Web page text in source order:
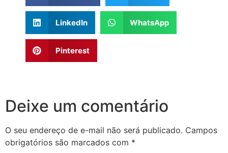
LinkedIn WhatsApp
Pinterest
Deixe um comentário
O seu endereço de e-mail não será publicado. Campos
obrigatórios são marcados com *